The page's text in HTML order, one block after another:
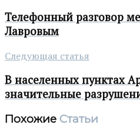
Телефонный разговор
Лавровым
Следующая статья
В населенных пунктах
значительные
Похожие Статьи